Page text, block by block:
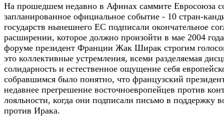
На прошедшем недавно в Афинах саммите Евросоюза
запланированное официальное событие - 10 стран-
государств нынешнего ЕС подписали окончательное
расширении, которое должно произойти в мае 2004
форуме президент Франции Жак Ширак строгим
это коллективные устремления, всеми разделяемая
солидарность и естественное ощущение себя
собравшимся было понятно, что французский
недавнее прегрешение восточноевропейцев против
лояльности, когда они подписали письмо в поддержку
против Ирака.